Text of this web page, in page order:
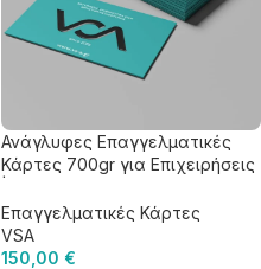
Ανάγλυφες Επαγγελματικές
Κάρτες 700gr για Επιχειρήσεις
Επαγγελματικές Κάρτες
VSA
150,00 €